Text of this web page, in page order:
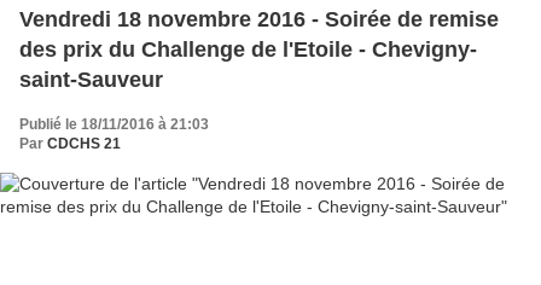
Vendredi 18 novembre 2016 - Soirée de remise
des prix du Challenge de l'Etoile - Chevigny-
saint-Sauveur
Publié le 18/11/2016 à 21:03
Par CDCHS 21